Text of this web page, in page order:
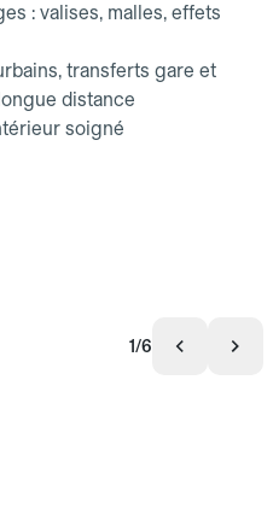
: valises, malles, effets
transferts gare et
distance
soigné
1/6